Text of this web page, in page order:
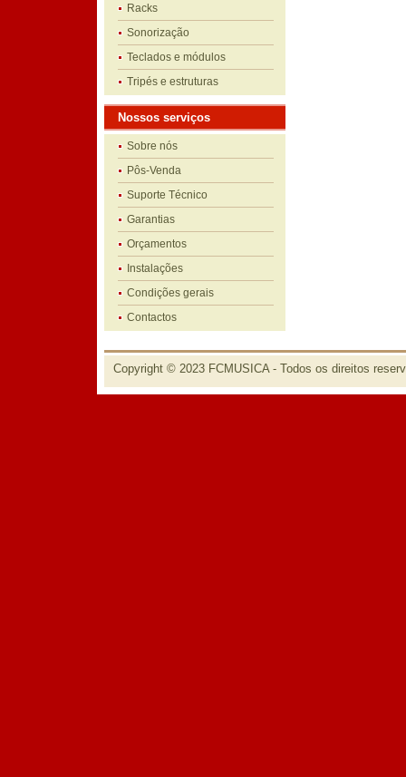
Racks
Sonorização
Teclados e módulos
Tripés e estruturas
Nossos serviços
Sobre nós
Pôs-Venda
Suporte Técnico
Garantias
Orçamentos
Instalações
Condições gerais
Contactos
Copyright © 2023 FCMUSICA - Todos os direitos